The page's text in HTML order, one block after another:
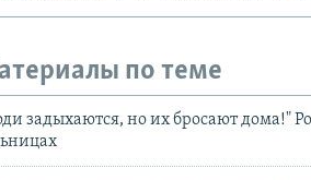
по теме
задыхаются, но их бросают дома!"